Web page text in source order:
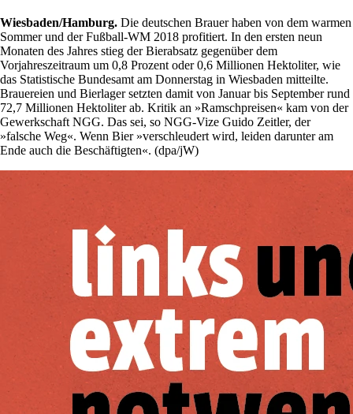
Wiesbaden/Hamburg. Die deutschen Brauer haben von dem warmen
Sommer und der Fußball-WM 2018 profitiert. In den ersten neun
Monaten des Jahres stieg der Bierabsatz gegenüber dem
Vorjahreszeitraum um 0,8 Prozent oder 0,6 Millionen Hektoliter, wie
das Statistische Bundesamt am Donnerstag in Wiesbaden mitteilte.
Brauereien und Bierlager setzten damit von Januar bis September rund
72,7 Millionen Hektoliter ab. Kritik an »Ramschpreisen« kam von der
Gewerkschaft NGG. Das sei, so NGG-Vize Guido Zeitler, der
»falsche Weg«. Wenn Bier »verschleudert wird, leiden darunter am
Ende auch die Beschäftigten«. (dpa/jW)